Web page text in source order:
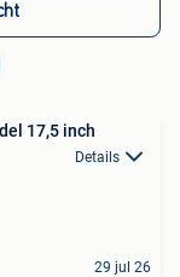
17,5 inch
Details
29 jul 26